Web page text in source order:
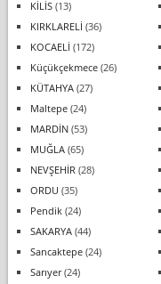
KİLİS(13)
KIRKLARELİ (36)
KOCAELİ (172)
Küçükçekmece(26)
KÜTAHYA(27)
Maltepe(24)
MARDİN(53)
MUĞLA(65)
NEVŞEHİR (28)
ORDU (35)
Pendik(24)
SAKARYA(44)
Sancaktepe(24)
Sarıyer(24)